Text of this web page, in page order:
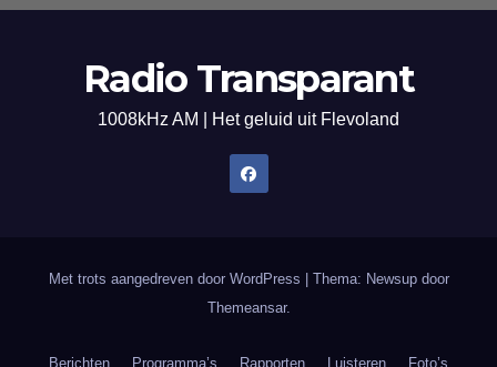
Radio Transparant
1008kHz AM | Het geluid uit Flevoland
Met trots aangedreven door WordPress
Thema: Newsup door
Themeansar.
Berichten Programma’s Rapporten Luisteren Foto’s